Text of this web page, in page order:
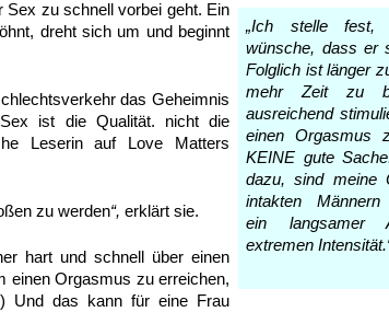
„Ich stelle
wünsche, dass er
Folglich ist länger
mehr Zeit zu
ausreichend
einen Orgasmus
KEINE gute
dazu, sind meine
intakten
ein langsamer
extremen
Sex zu schnell vorbei geht. Ein
dreht sich um und beginnt
das Geheimnis
ist die Qualität. nicht die
Leserin auf Love Matters
zu werden“, erklärt sie.
hart und schnell über einen
einen Orgasmus zu erreichen,
Und das kann für eine Frau